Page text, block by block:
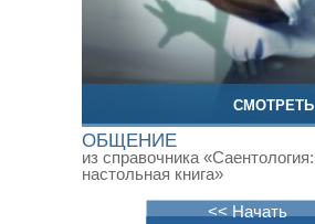
СМОТРЕТЬ
ОБЩЕНИЕ
из справочника «Саентология:
настольная книга»
<< Начать